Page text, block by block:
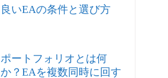
良いEAの条件と選び方
ポートフォリオとは何
か？EAを複数同時に回す